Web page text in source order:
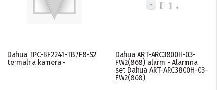
Dahua TPC-BF2241-TB7F8-S2
termalna kamera -
Dahua ART-ARC3800H-03-
FW2(868) alarm - Alarmna
set Dahua ART-ARC3800H-03-
FW2(868)